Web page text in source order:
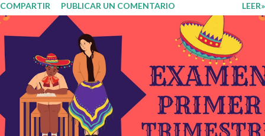
genérico y no está diferenciado por niveles educativos. Desde la
flexibilidad en la que se concibe el CTE y en correspondencia con la
Nueva Escuela Mexicana, se propone que el colectivo docente tome
decisiones sobre su organización, la gestión del tiempo acorde a las
necesidades de la escuela y las acciones que decidan emprender para
apropiarse y resignificar el Plan de Estudio dentro y fuera de este
espacio. En esta Primera Sesión Ordinaria se les invita a que
reflexionen y acuerden posibles acciones a realizar colaborativamente
COMPARTIR PUBLICAR UN COMENTARIO LEER»